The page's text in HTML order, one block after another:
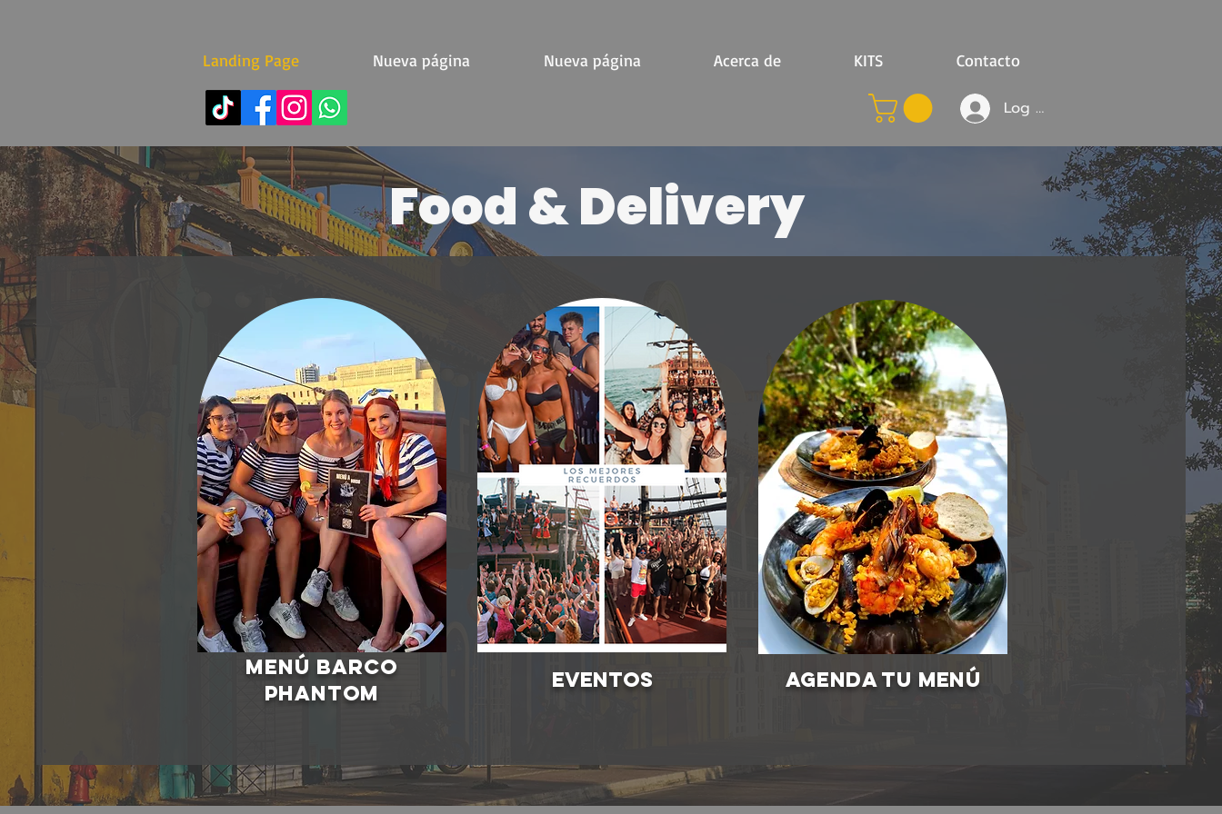
Landing Page Nueva página Nueva página Acerca de KITS Contacto
Log In
Food & Delivery
Menú Barco
Phantom
Eventos aGENDA TU MENÚ